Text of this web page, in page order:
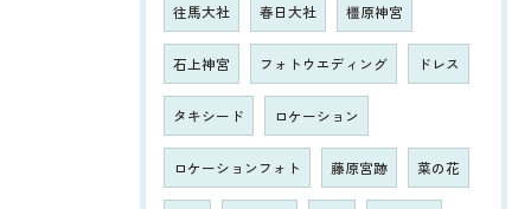
往馬大社 春日大社 橿原神宮
石上神宮 フォトウエディング ドレス
タキシード ロケーション
ロケーションフォト 藤原宮跡 菜の花